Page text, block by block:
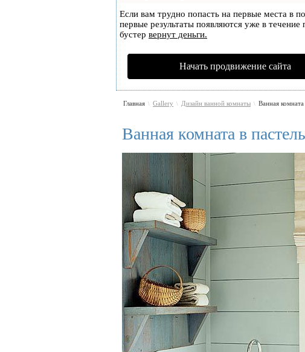
Если вам трудно попасть на первые места в
первые результаты появляются уже в
бустер вернут деньги.
Начать продвижение сайта
Главная \ Gallery \ Дизайн ванной комнаты \ Ванная
Ванная комната в